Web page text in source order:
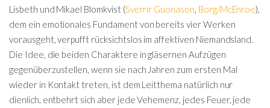
Lisbeth und Mikael Blomkvist (Sverrir Guonason Borg/McEnroe),
dem ein emotionales Fundament von bereits vier Werken
vorausgeht, verpufft rücksichtslos im affektiven Niemandsland.
Die Idee, die beiden Charaktere in gläsernen Aufzügen
gegenüberzustellen, wenn sie nach Jahren zum ersten Mal
wieder in Kontakt treten, ist dem Leitthema natürlich nur
dienlich, entbehrt sich aber jede Vehemenz, jedes Feuer, jede